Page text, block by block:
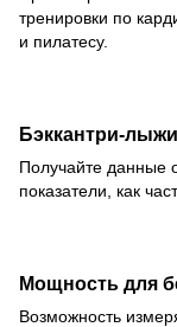
тренировки по
и пилатесу.
Бэккантри-
Получайте данные
показатели, как
Мощность для
Возможность